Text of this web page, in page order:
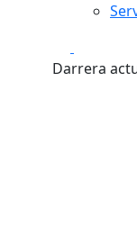
Darrera